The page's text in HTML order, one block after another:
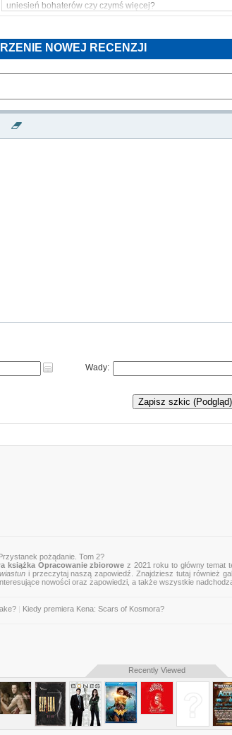
uniesień bohaterów czy czymś więcej?
Czy historie "Przystanku Pożądanie" zmienią życie
Książka rozpala zmysły i działa na wyobraźnie.
Odważnie i bez cenzury zapraszamy Cię w Bieszczady.
Powyższy opis pochodzi od wydawcy.
NOWEJ RECENZJI
Wady:
Zapisz szkic (Podgląd)
pożądanie. Tom 2?
książka Opracowanie zbiorowe z 2021 roku to główny temat
i przeczytaj naszą zapowiedź. Znajdziesz tutaj również
nowości oraz zapowiedzi, a także wszystkie
Kiedy premiera Kena: Scars of Kosmora?
Recently Viewed